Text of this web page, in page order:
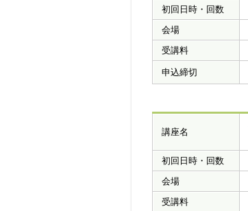
初回日時・回数
会場
受講料
申込締切
講座名
初回日時・回数
会場
受講料